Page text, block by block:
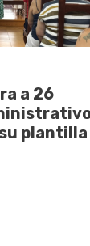
a 26
plantilla